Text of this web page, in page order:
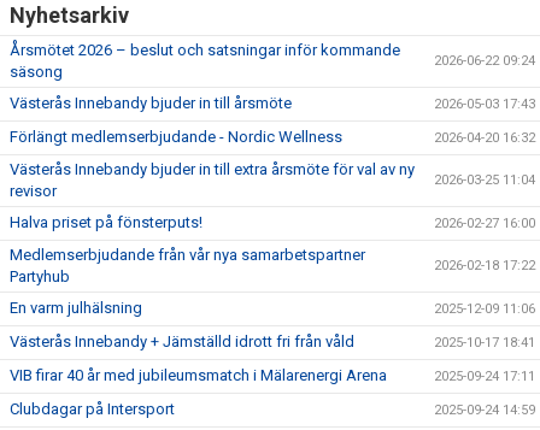
Nyhetsarkiv
Årsmötet 2026 – beslut och satsningar inför kommande
säsong
2026-06-22 09:24
Västerås Innebandy bjuder in till årsmöte 2026-05-03 17:43
Förlängt medlemserbjudande - Nordic Wellness 2026-04-20 16:32
Västerås Innebandy bjuder in till extra årsmöte för val av ny
revisor
2026-03-25 11:04
Halva priset på fönsterputs! 2026-02-27 16:00
Medlemserbjudande från vår nya samarbetspartner
Partyhub
2026-02-18 17:22
En varm julhälsning 2025-12-09 11:06
Västerås Innebandy + Jämställd idrott fri från våld 2025-10-17 18:41
VIB firar 40 år med jubileumsmatch i Mälarenergi Arena 2025-09-24 17:11
Clubdagar på Intersport 2025-09-24 14:59